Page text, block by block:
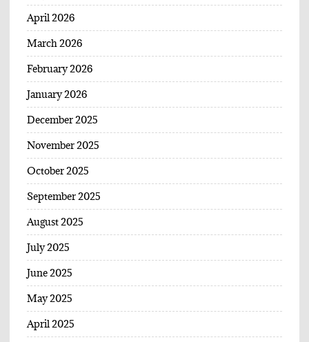
April 2026
March 2026
February 2026
January 2026
December 2025
November 2025
October 2025
September 2025
August 2025
July 2025
June 2025
May 2025
April 2025